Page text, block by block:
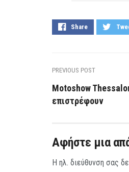
Share
PREVIOUS POST
Motoshow
επιστρέφουν
Αφήστε μια
Η ηλ. διεύθυνση σας